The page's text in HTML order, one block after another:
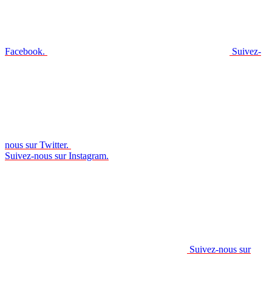
Facebook. Suivez-
nous sur Twitter.
Suivez-nous sur Instagram.
Suivez-nous sur